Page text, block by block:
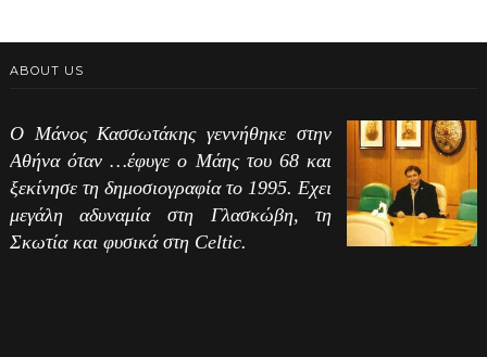
ABOUT US
Ο Μάνος Κασσωτάκης γεννήθηκε στην
Αθήνα όταν …έφυγε ο Μάης του 68 και
ξεκίνησε τη δημοσιογραφία το 1995. Εχει
μεγάλη αδυναμία στη Γλασκώβη, τη
Σκωτία και φυσικά στη Celtic.